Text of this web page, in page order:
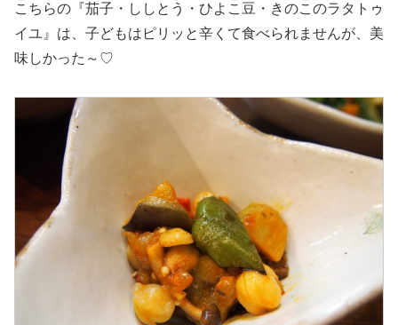
こちらの『茄子・ししとう・ひよこ豆・きのこのラタトゥ
イユ』は、子どもはピリッと辛くて食べられませんが、美
味しかった～♡